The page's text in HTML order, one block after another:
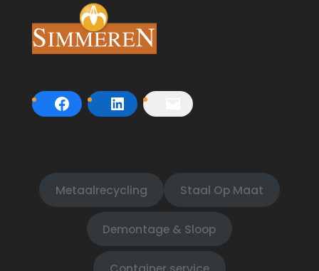
Metaalrecycling Staal Op Maat
Demontage & Sloop